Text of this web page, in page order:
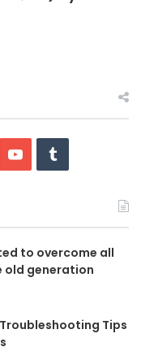
YouTubeTumblr
to overcome all
old generation
Tips